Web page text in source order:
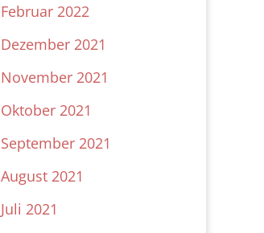
Februar 2022
Dezember 2021
November 2021
Oktober 2021
September 2021
August 2021
Juli 2021